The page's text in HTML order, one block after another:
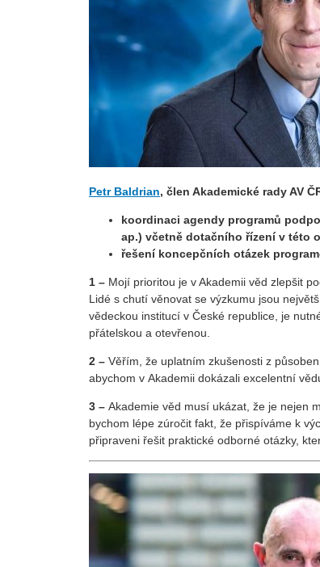
Petr Baldrian, člen Akademické rady AV
koordinaci agendy programů
ap.) včetně dotačního řízení v této
řešení koncepčních otázek
1 – Mojí prioritou je v Akademii věd zlepšit
Lidé s chutí věnovat se výzkumu jsou
vědeckou institucí v České republice, je
přátelskou a otevřenou.
2 – Věřím, že uplatním zkušenosti z
abychom v Akademii dokázali excelentní
3 – Akademie věd musí ukázat, že je nejen
bychom lépe zúročit fakt, že přispíváme k
připraveni řešit praktické odborné otázky,